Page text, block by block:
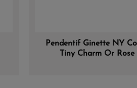
Pendentif Ginette NY
Tiny Charm Or Rose